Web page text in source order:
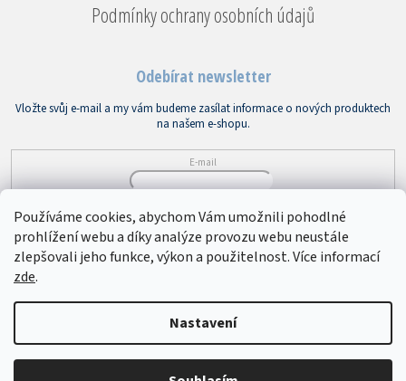
Používáme cookies, abychom Vám umožnili pohodlné
prohlížení webu a díky analýze provozu webu neustále
zlepšovali jeho funkce, výkon a použitelnost. Více informací
zde.
Nastavení
Podmínky ochrany osobních údajů
Odebírat newsletter
Vložte svůj e-mail a my vám budeme zasílat informace o nových produktech
na našem e-shopu.
E-mail
PŘIHLÁSIT SE
Bytový textil VEBA . Všechna práva vyhrazena.
nastavení cookies